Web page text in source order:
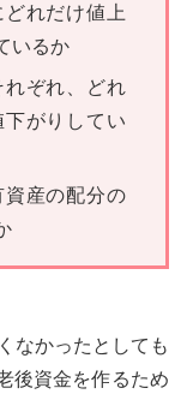
れだけ値上
いるか
ぞれ、どれ
がりしてい
産の配分の
なかったとしても
後資金を作るため